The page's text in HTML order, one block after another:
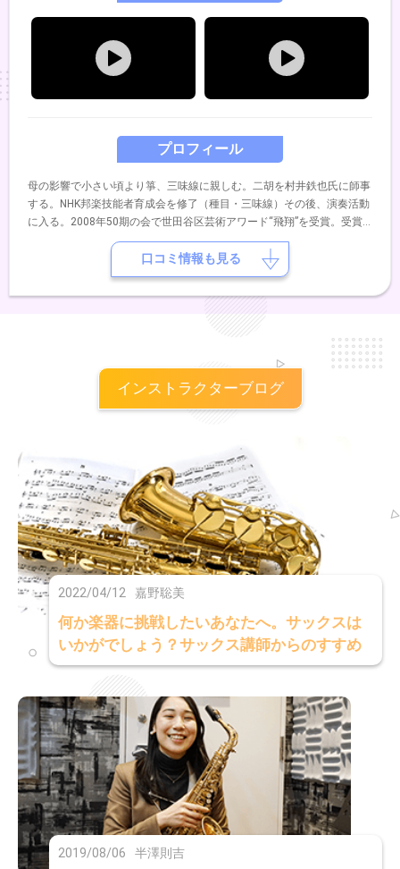
プロフィール
母の影響で小さい頃より箏、三味線に親しむ。二胡を村井鉄也氏に師事
する。NHK邦楽技能者育成会を修了（種目・三味線）その後、演奏活動
に入る。2008年50期の会で世田谷区芸術アワード“飛翔”を受賞。受賞
公演では、韓国のコムンゴ・サンジョを三味線で演奏し好評を博す。
口コミ情報も見る
インストラクターブログ
2022/04/12 嘉野聡美
何か楽器に挑戦したいあなたへ。サックスは
いかがでしょう？サックス講師からのすすめ
2019/08/06 半澤則吉